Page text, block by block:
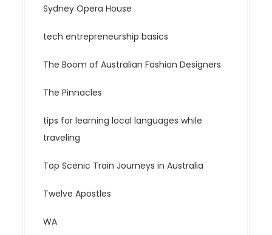
Sydney Opera House
tech entrepreneurship basics
The Boom of Australian Fashion Designers
The Pinnacles
tips for learning local languages while
traveling
Top Scenic Train Journeys in Australia
Twelve Apostles
WA